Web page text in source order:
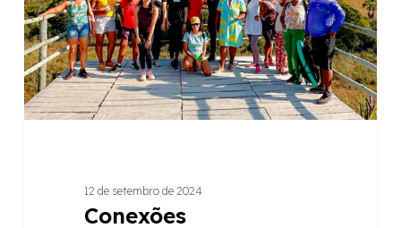
entre
comunidades
tradicionais
12 de setembro de 2024
Conexões